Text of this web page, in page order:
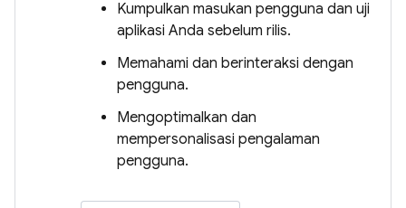
Kumpulkan masukan pengguna dan uji
aplikasi Anda sebelum rilis.
Memahami dan berinteraksi dengan
pengguna.
Mengoptimalkan dan
mempersonalisasi pengalaman
pengguna.